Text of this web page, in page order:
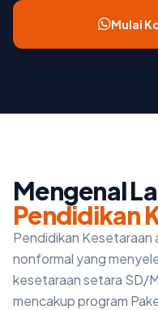
Mulai
Mengenal
Pendidikan
Pendidikan Kesetaraan
nonformal yang
kesetaraan setara SD/
mencakup program